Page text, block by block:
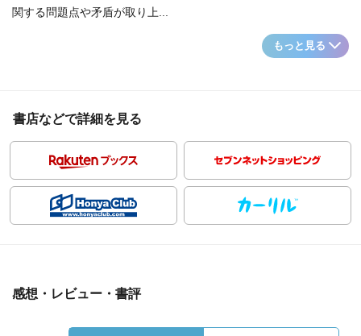
関する問題点や矛盾が取り上...
もっと見る
書店などで詳細を見る
感想・レビュー・書評